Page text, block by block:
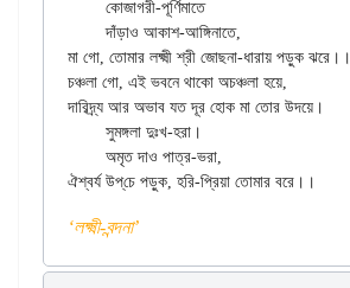
	দাঁড়াও আকাশ-আঙ্গিনাতে,
মা গো, তোমার লক্ষ্মী শ্রী জোছনা-ধারায় পড়ুক ঝরে।।
চঞ্চলা গো, এই ভবনে থাকো অচঞ্চলা হয়ে,
দারিদ্র্য আর অভাব যত দূর হোক মা তোর উদয়ে।
‘লক্ষ্মী-বন্দনা’